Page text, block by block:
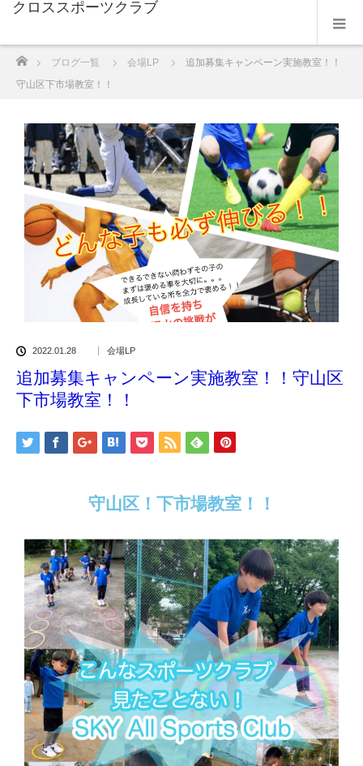
クロススポーツクラブ
ブログ一覧 会場LP
追加募集キャンペーン実施教室！！
守山区下市場教室！！
2022.01.28 会場LP
追加募集キャンペーン実施教室！！守山区
下市場教室！！
守山区！下市場教室！！